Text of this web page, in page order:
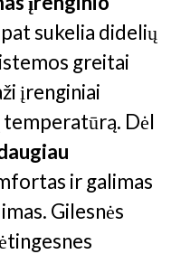
sukelia didelių
greitai
įrenginiai
Dėl
ir galimas
Gilesnės